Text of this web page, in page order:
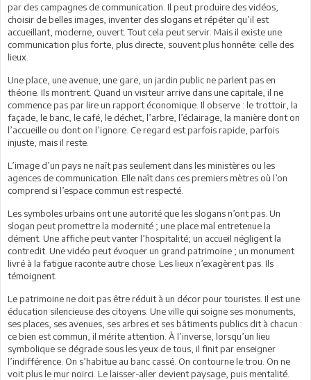
par des campagnes de communication. Il peut produire des vidéos,
choisir de belles images, inventer des slogans et répéter qu’il est
accueillant, moderne, ouvert. Tout cela peut servir. Mais il existe une
communication plus forte, plus directe, souvent plus honnête: celle des
lieux.
Une place, une avenue, une gare, un jardin public ne parlent pas en
théorie. Ils montrent. Quand un visiteur arrive dans une capitale, il ne
commence pas par lire un rapport économique. Il observe : le trottoir, la
façade, le banc, le café, le déchet, l’arbre, l’éclairage, la manière dont on
l’accueille ou dont on l’ignore. Ce regard est parfois rapide, parfois
injuste, mais il reste.
L’image d’un pays ne naît pas seulement dans les ministères ou les
agences de communication. Elle naît dans ces premiers mètres où l’on
comprend si l’espace commun est respecté.
Les symboles urbains ont une autorité que les slogans n’ont pas. Un
slogan peut promettre la modernité ; une place mal entretenue la
dément. Une affiche peut vanter l’hospitalité; un accueil négligent la
contredit. Une vidéo peut évoquer un grand patrimoine ; un monument
livré à la fatigue raconte autre chose. Les lieux n’exagèrent pas. Ils
témoignent.
Le patrimoine ne doit pas être réduit à un décor pour touristes. Il est une
éducation silencieuse des citoyens. Une ville qui soigne ses monuments,
ses places, ses avenues, ses arbres et ses bâtiments publics dit à chacun :
ce bien est commun, il mérite attention. À l’inverse, lorsqu’un lieu
symbolique se dégrade sous les yeux de tous, il finit par enseigner
l’indifférence. On s’habitue au banc cassé. On contourne le trou. On ne
voit plus le mur noirci. Le laisser-aller devient paysage, puis mentalité.